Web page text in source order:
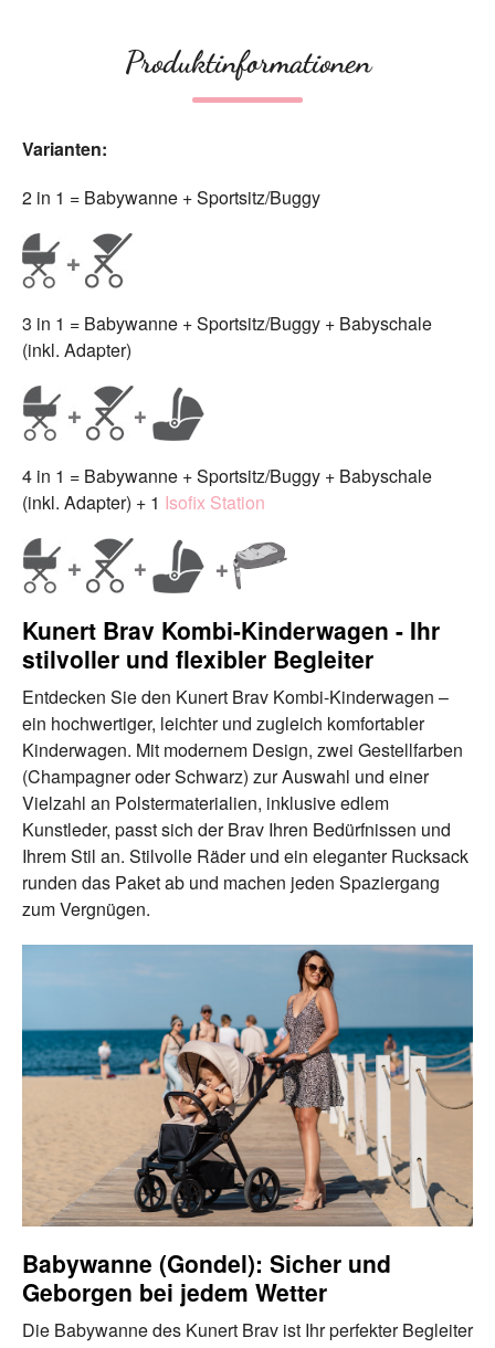
Produktinformationen
Varianten:
2 in 1 = Babywanne + Sportsitz/Buggy
3 in 1 = Babywanne + Sportsitz/Buggy + Babyschale
(inkl. Adapter)
4 in 1 = Babywanne + Sportsitz/Buggy + Babyschale
(inkl. Adapter) + 1 Isofix Station
Kunert Brav Kombi-Kinderwagen - Ihr
stilvoller und flexibler Begleiter
Entdecken Sie den Kunert Brav Kombi-Kinderwagen –
ein hochwertiger, leichter und zugleich komfortabler
Kinderwagen. Mit modernem Design, zwei Gestellfarben
(Champagner oder Schwarz) zur Auswahl und einer
Vielzahl an Polstermaterialien, inklusive edlem
Kunstleder, passt sich der Brav Ihren Bedürfnissen und
Ihrem Stil an. Stilvolle Räder und ein eleganter Rucksack
runden das Paket ab und machen jeden Spaziergang
zum Vergnügen.
Babywanne (Gondel): Sicher und
Geborgen bei jedem Wetter
Die Babywanne des Kunert Brav ist Ihr perfekter Begleiter